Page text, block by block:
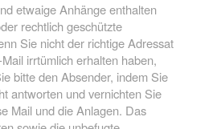
etwaige Anhänge enthalten
rechtlich geschützte
Sie nicht der richtige Adressat
irrtümlich erhalten haben,
bitte den Absender, indem Sie
antworten und vernichten Sie
Mail und die Anlagen. Das